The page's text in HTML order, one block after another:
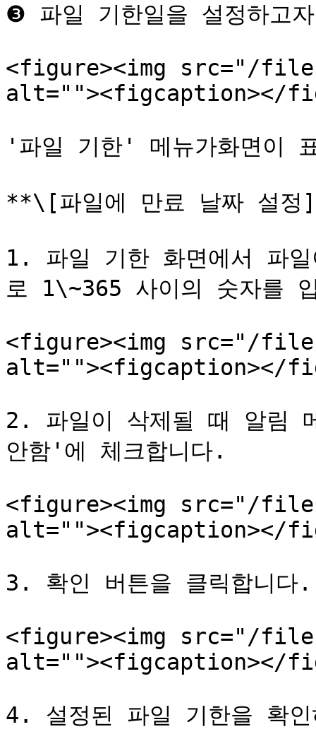
❸ 파일 기한일을 설정하고
<figure><img src="/files/
alt=""><figcaption></
'파일 기한' 메뉴가화면이
**\[파일에 만료 날짜 설
1. 파일 기한 화면에서 파일
로 1\~365 사이의 숫자를
<figure><img src="/files/
alt=""><figcaption></
2. 파일이 삭제될 때 알림
안함'에 체크합니다.
<figure><img src="/files/
alt=""><figcaption></
3. 확인 버튼을 클릭합니다.
<figure><img src="/files/
alt=""><figcaption></
4. 설정된 파일 기한을 확